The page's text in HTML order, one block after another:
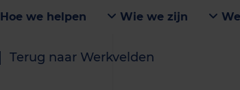
Hoe we helpen Wie we zijn
Terug naar Werkvelden